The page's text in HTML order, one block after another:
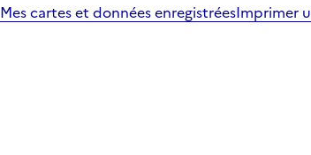
Mes cartes et données enregistréesImprimer